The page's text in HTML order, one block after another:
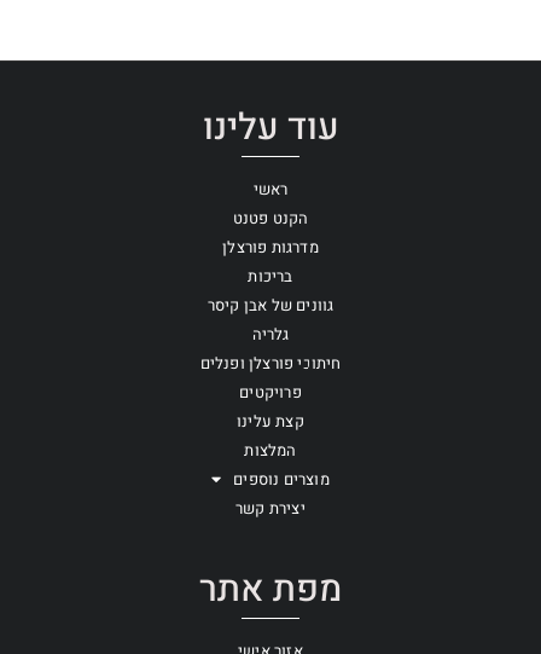
עוד עלינו
ראשי
הקנט פטנט
מדרגות פורצלן
בריכות
גוונים של אבן קיסר
גלריה
חיתוכי פורצלן ופנלים
פרויקטים
קצת עלינו
המלצות
מוצרים נוספים
יצירת קשר
מפת אתר